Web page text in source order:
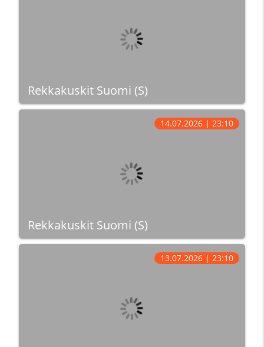
Rekkakuskit Suomi (S)
Rekkakuskit Suomi (S)
14.07.2026 | 23:10
13.07.2026 | 23:10